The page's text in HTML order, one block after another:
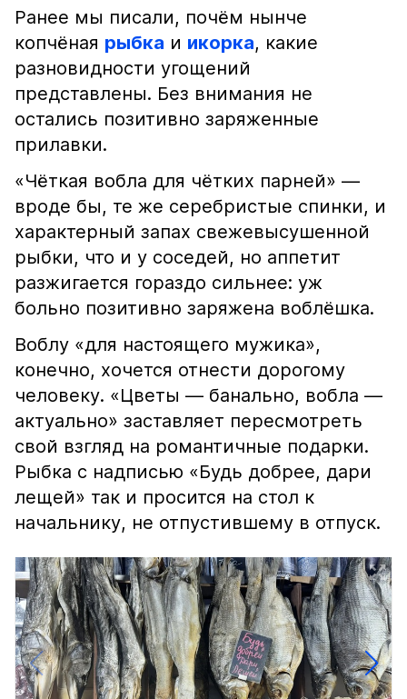
Ранее мы писали, почём нынче
копчёная рыбка и икорка, какие
разновидности угощений
представлены. Без внимания не
остались позитивно заряженные
прилавки.
«Чёткая вобла для чётких парней» —
вроде бы, те же серебристые спинки, и
характерный запах свежевысушенной
рыбки, что и у соседей, но аппетит
разжигается гораздо сильнее: уж
больно позитивно заряжена воблёшка.
Воблу «для настоящего мужика»,
конечно, хочется отнести дорогому
человеку. «Цветы — банально, вобла —
актуально» заставляет пересмотреть
свой взгляд на романтичные подарки.
Рыбка с надписью «Будь добрее, дари
лещей» так и просится на стол к
начальнику, не отпустившему в отпуск.